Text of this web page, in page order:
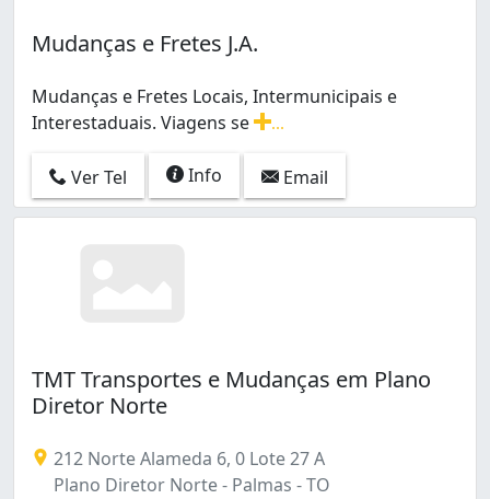
Mudanças e Fretes J.A.
Mudanças e Fretes Locais, Intermunicipais e
Interestaduais. Viagens se
Ver Tel
Info Email
TMT Transportes e Mudanças em Plano
Diretor Norte
212 Norte Alameda 6, 0 Lote 27 A
Plano Diretor Norte - Palmas - TO